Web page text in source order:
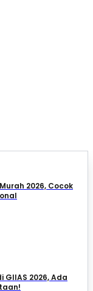
2026, Cocok
GIIAS 2026, Ada